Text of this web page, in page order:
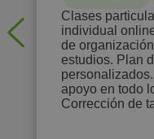
Clases
individual online o
de
estudios. Plan de estudios
personalizados. Gestión emocional y
apoyo en todo
Corrección de